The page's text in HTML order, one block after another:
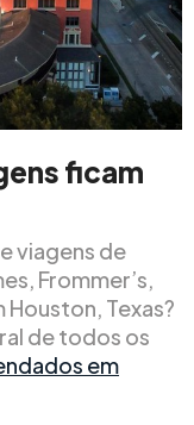
ficam
viagens de
Frommer’s,
Houston, Texas?
de todos os
em